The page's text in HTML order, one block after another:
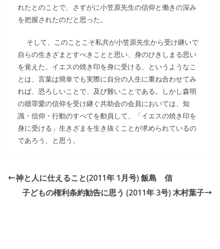
れたとのことで、さすがに小笠原先生の信仰と働きの深み
を把握されたのだと思った。
そして、このことこそ私共が小笠原先生から受け継いで
自らの生きざまとすべきことと思い、身のひきしまる思い
を覚えた。イエスの焼き印を身に受ける、というようなこ
とは、言葉は簡単でも実際に自分の人生に重ね合わせてみ
れば、恐ろしいことで、及び難いことである。しかし森明
の贖罪愛の信仰を受け継ぐ共助会の会員においては、知
識・信仰・行動のすべてを動員して、「イエスの焼き印を
身に受ける」生きざまを生き抜くことが求められているの
であろう、と思う。
神と人に仕えること(2011年 1月号) 飯島 信
子どもの権利条約勧告に思う (2011年 3号) 木村葉子